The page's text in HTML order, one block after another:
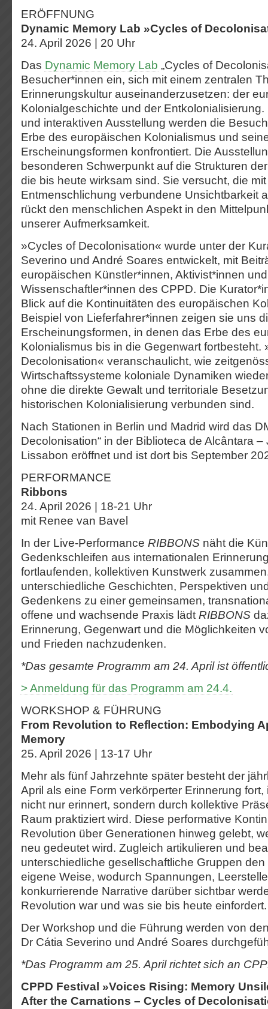
ERÖFFNUNG
Dynamic Memory Lab »Cycles of
24. April 2026 | 20 Uhr
Das Dynamic Memory Lab „Cycles of
Besucher*innen ein, sich mit einem zentralen
Erinnerungskultur auseinanderzusetzen: der
Kolonialgeschichte und der
und interaktiven Ausstellung werden die
Erbe des europäischen Kolonialismus und
Erscheinungsformen konfrontiert. Die
besonderen Schwerpunkt auf die Strukturen
die bis heute wirksam sind. Sie versucht, die
Entmenschlichung verbundene Unsichtbarkeit
rückt den menschlichen Aspekt in den
unserer Aufmerksamkeit.
»Cycles of Decolonisation« wurde unter der
Severino und André Soares entwickelt, mit
europäischen Künstler*innen, Aktivist*innen und
Wissenschaftler*innen des CPPD. Die
Blick auf die Kontinuitäten des europäischen
Beispiel von Lieferfahrer*innen zeigen sie uns
Erscheinungsformen, in denen das Erbe des
Kolonialismus bis in die Gegenwart fortbesteht.
Decolonisation« veranschaulicht, wie
Wirtschaftssysteme koloniale Dynamiken
ohne die direkte Gewalt und territoriale
historischen Kolonialisierung verbunden sind.
Nach Stationen in Berlin und Madrid wird das
Decolonisation“ in der Biblioteca de Alcântara
Lissabon eröffnet und ist dort bis September
PERFORMANCE
Ribbons
24. April 2026 | 18-21 Uhr
mit Renee van Bavel
In der Live-Performance RIBBONS näht die
Gedenkschleifen aus internationalen
fortlaufenden, kollektiven Kunstwerk
unterschiedliche Geschichten, Perspektiven
Gedenkens zu einer gemeinsamen,
offene und wachsende Praxis lädt RIBBONS
Erinnerung, Gegenwart und die Möglichkeiten
und Frieden nachzudenken.
*Das gesamte Programm am 24. April ist
> Anmeldung für das Programm am 24.4.
WORKSHOP & FÜHRUNG
From Revolution to Reflection: Embodying
Memory
25. April 2026 | 13-17 Uhr
Mehr als fünf Jahrzehnte später besteht der
April als eine Form verkörperter Erinnerung
nicht nur erinnert, sondern durch kollektive
Raum praktiziert wird. Diese performative
Revolution über Generationen hinweg gelebt,
neu gedeutet wird. Zugleich artikulieren und
unterschiedliche gesellschaftliche Gruppen den
eigene Weise, wodurch Spannungen,
konkurrierende Narrative darüber sichtbar
Revolution war und was sie bis heute einfordert.
Der Workshop und die Führung werden von
Dr Cátia Severino und André Soares
*Das Programm am 25. April richtet sich an
CPPD Festival »Voices Rising: Memory
After the Carnations – Cycles of